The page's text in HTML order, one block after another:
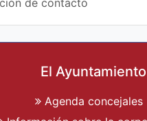
El Ayuntamiento
Agenda concejales